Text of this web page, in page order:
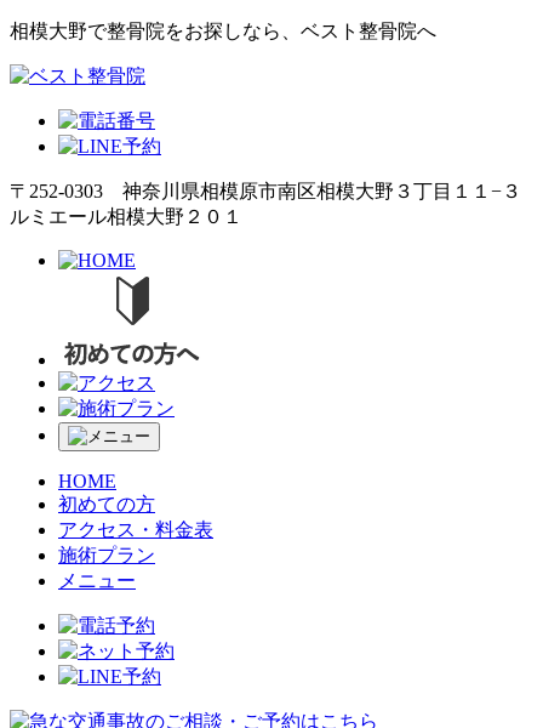
相模大野で整骨院をお探しなら、ベスト整骨院へ
〒252-0303 神奈川県相模原市南区相模大野３丁目１１−３
ルミエール相模大野２０１
HOME
初めての方
アクセス・料金表
施術プラン
メニュー